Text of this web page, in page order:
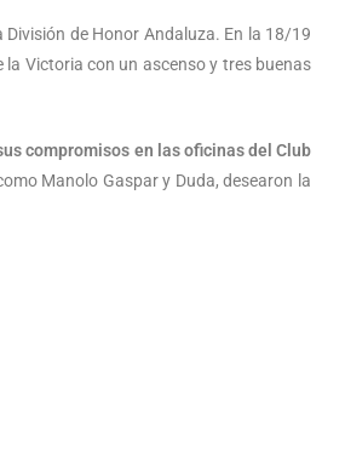
de Honor Andaluza. En la 18/19
la Victoria con un ascenso y tres buenas
compromisos en las oficinas del Club
Manolo Gaspar y Duda, desearon la